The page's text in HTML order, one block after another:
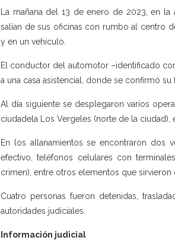
La mañana del 13 de enero de 2023, en
salían de sus oficinas con rumbo al centro
y en un vehículo.
El conductor del automotor –identificado
a una casa asistencial, donde se confirmó
Al día siguiente se desplegaron varios
ciudadela Los Vergeles (norte de la ciudad),
En los allanamientos se encontraron dos
efectivo, teléfonos celulares con
crimen), entre otros elementos que sirvieron
Cuatro personas fueron detenidas,
autoridades judiciales.
Información judicial